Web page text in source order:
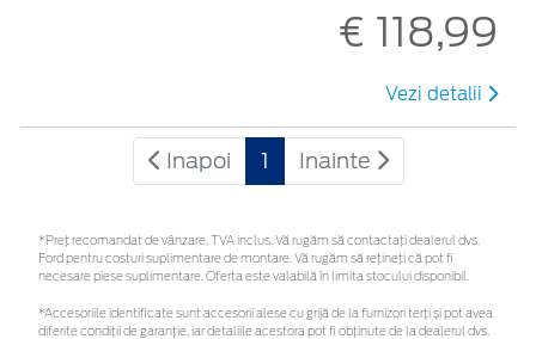
€ 118,99
Vezi detalii
Inapoi 1 Inainte
*Preţ recomandat de vânzare, TVA inclus. Vă rugăm să contactaţi dealerul dvs.
Ford pentru costuri suplimentare de montare. Vă rugăm să rețineți că pot fi
necesare piese suplimentare. Oferta este valabilă în limita stocului disponibil.
*Accesoriile identificate sunt accesorii alese cu grijă de la furnizori terți și pot avea
diferite condiții de garanție, iar detaliile acestora pot fi obținute de la dealerul dvs.